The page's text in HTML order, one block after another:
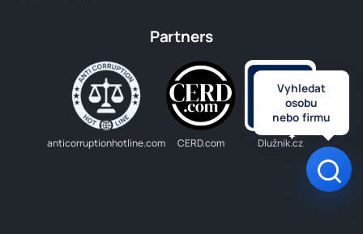
Partners
anticorruptionhotline.com CERD.com Dlužník.cz
Vyhledat
osobu
nebo firmu